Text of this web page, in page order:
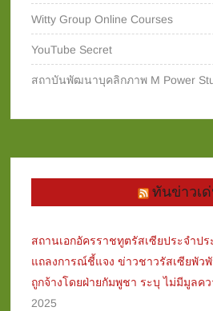
Witty Group Online Courses‎
YouTube Secret
สถาบันพัฒนาบุคลิกภาพ M Power
ทันข่าวเ
สถานเอกอัครราชทูตรัสเซียประจำปร
แถลงการณ์ชี้แจง ข่าวชาวรัสเซียพัว
ถูกจ้างโดยฝ่ายกัมพูชา ระบุ ไม่มีมูลคว
2025